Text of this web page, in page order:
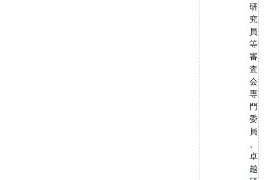
研
究
員
等
審
査
会
専
門
委
員
、
卓
越